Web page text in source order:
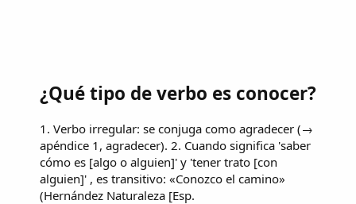
¿Qué tipo de verbo es conocer?
1. Verbo irregular: se conjuga como agradecer (→
apéndice 1, agradecer). 2. Cuando significa 'saber
cómo es [algo o alguien]' y 'tener trato [con
alguien]' , es transitivo: «Conozco el camino»
(Hernández Naturaleza [Esp.